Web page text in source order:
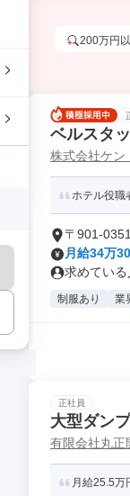
200万円
ベルスタ
株式会社ケン
ホテル役職
〒901-
月給34万
求めている
制服あり 業
正社員
大型ダン
有限会社丸正
月給25.5